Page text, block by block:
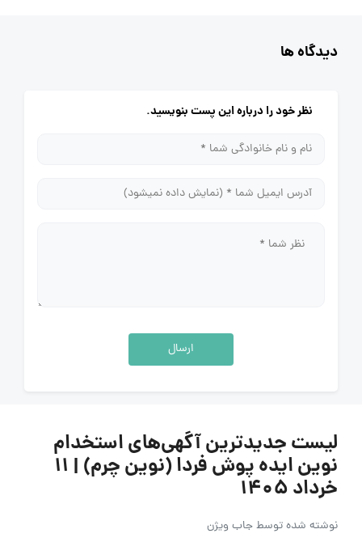
دیدگاه ها
نظر خود را درباره این پست بنویسید.
ارسال
لیست جدیدترین آگهی‌های استخدام
نوین ایده پوش فردا (نوین چرم) | ۱۱
خرداد ۱۴۰۵
نوشته شده توسطجاب ویژن